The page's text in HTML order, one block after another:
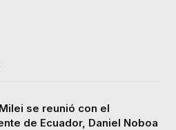
se reunió con el
de Ecuador, Daniel Noboa